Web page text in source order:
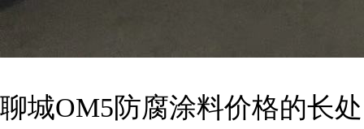
聊城OM5防腐涂料价格的长处